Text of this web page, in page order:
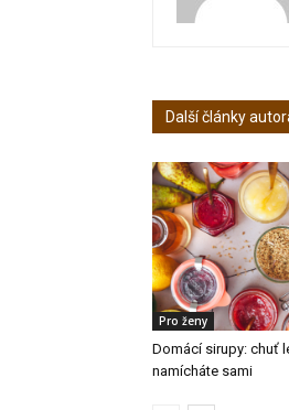
Další články
Pro ženy
Domácí sirupy: chuť
namícháte sami